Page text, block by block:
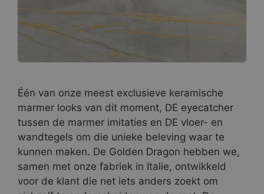
Één van onze meest exclusieve keramische
marmer looks van dit moment, DE eyecatcher
tussen de marmer imitaties en DE vloer- en
wandtegels om die unieke beleving waar te
kunnen maken. De Golden Dragon hebben we,
samen met onze fabriek in Italie, ontwikkeld
voor de klant die net iets anders zoekt om